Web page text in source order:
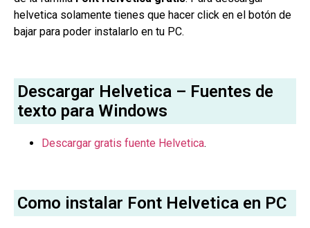
helvetica solamente tienes que hacer click en el botón de
bajar para poder instalarlo en tu PC.
Descargar Helvetica – Fuentes de
texto para Windows
Descargar gratis fuente Helvetica.
Como instalar Font Helvetica en PC